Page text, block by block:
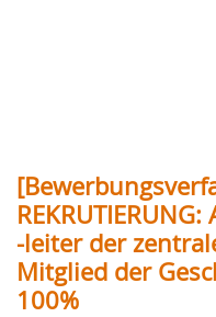
-leiter der
Mitglied der
100%